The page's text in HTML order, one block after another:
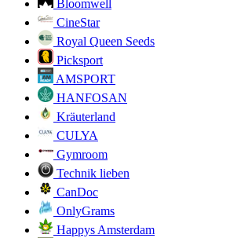
Bloomwell
CineStar
Royal Queen Seeds
Picksport
AMSPORT
HANFOSAN
Kräuterland
CULYA
Gymroom
Technik lieben
CanDoc
OnlyGrams
Happys Amsterdam